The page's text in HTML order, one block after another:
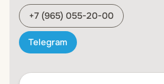
+7 (965) 055-20-00
Telegram